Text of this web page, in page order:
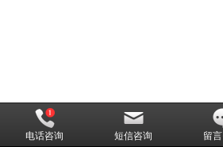
电话咨询 短信咨询 留